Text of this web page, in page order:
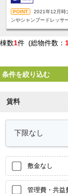
2021年12月時
ンやシャンプードレッサ
棟数1件 (総物件数：
条件を絞り込む
賃料
敷金なし
管理費・共益